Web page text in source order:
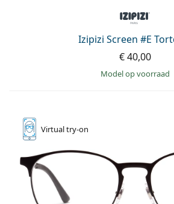
Izipizi Screen #E
€ 40,00
model op voorraad
Virtualtry-on